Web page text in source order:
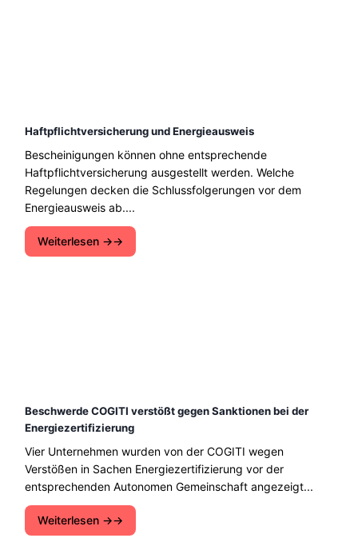
Haftpflichtversicherung und Energieausweis
Bescheinigungen können ohne entsprechende
Haftpflichtversicherung ausgestellt werden. Welche
Regelungen decken die Schlussfolgerungen vor dem
Energieausweis ab....
Weiterlesen →
Beschwerde COGITI verstößt gegen Sanktionen bei der
Energiezertifizierung
Vier Unternehmen wurden von der COGITI wegen
Verstößen in Sachen Energiezertifizierung vor der
entsprechenden Autonomen Gemeinschaft angezeigt...
Weiterlesen →